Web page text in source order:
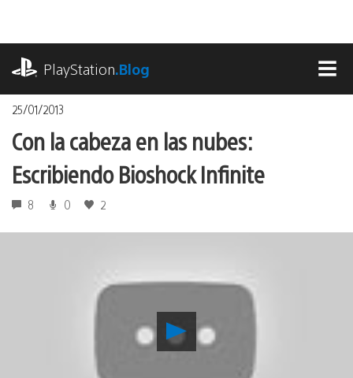
contenido
PlayStation.Blog
25/01/2013
Con la cabeza en las nubes:
Escribiendo Bioshock Infinite
8 0 2
Reproducir
Con
la